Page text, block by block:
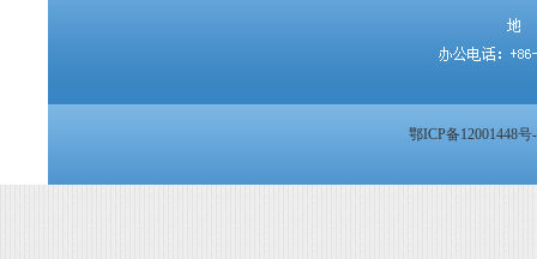
鄂ICP备12001448